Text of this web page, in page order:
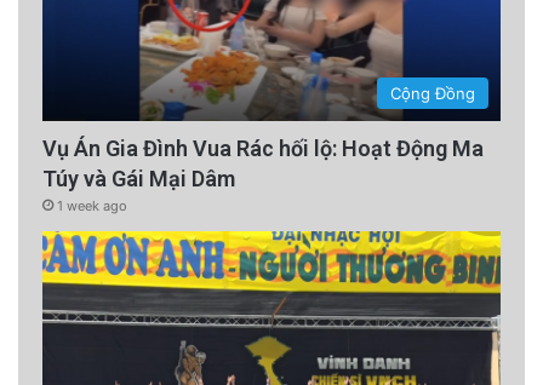
Cộng Đồng
Vụ Án Gia Đình Vua Rác hối lộ: Hoạt Động Ma
Túy và Gái Mại Dâm
1 week ago